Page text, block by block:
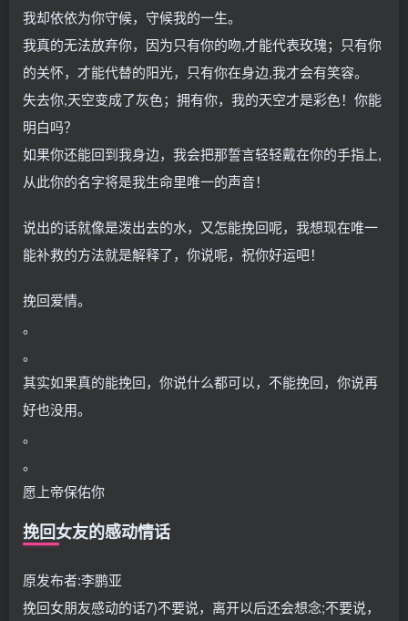
我却依依为你守候，守候我的一生。
我真的无法放弃你，因为只有你的吻,才能代表玫瑰；只有你
的关怀，才能代替的阳光，只有你在身边,我才会有笑容。
失去你,天空变成了灰色；拥有你，我的天空才是彩色！你能
明白吗？
如果你还能回到我身边，我会把那誓言轻轻戴在你的手指上,
从此你的名字将是我生命里唯一的声音！
说出的话就像是泼出去的水，又怎能挽回呢，我想现在唯一
能补救的方法就是解释了，你说呢，祝你好运吧！
挽回爱情。
。
。
其实如果真的能挽回，你说什么都可以，不能挽回，你说再
好也没用。
。
。
愿上帝保佑你
挽回女友的感动情话
原发布者:李鹏亚
挽回女朋友感动的话7)不要说，离开以后还会想念;不要说，